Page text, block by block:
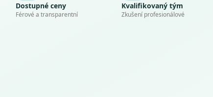
Dostupné ceny
Férové a transparentní
Kvalifikovaný tým
Zkušení profesionálové